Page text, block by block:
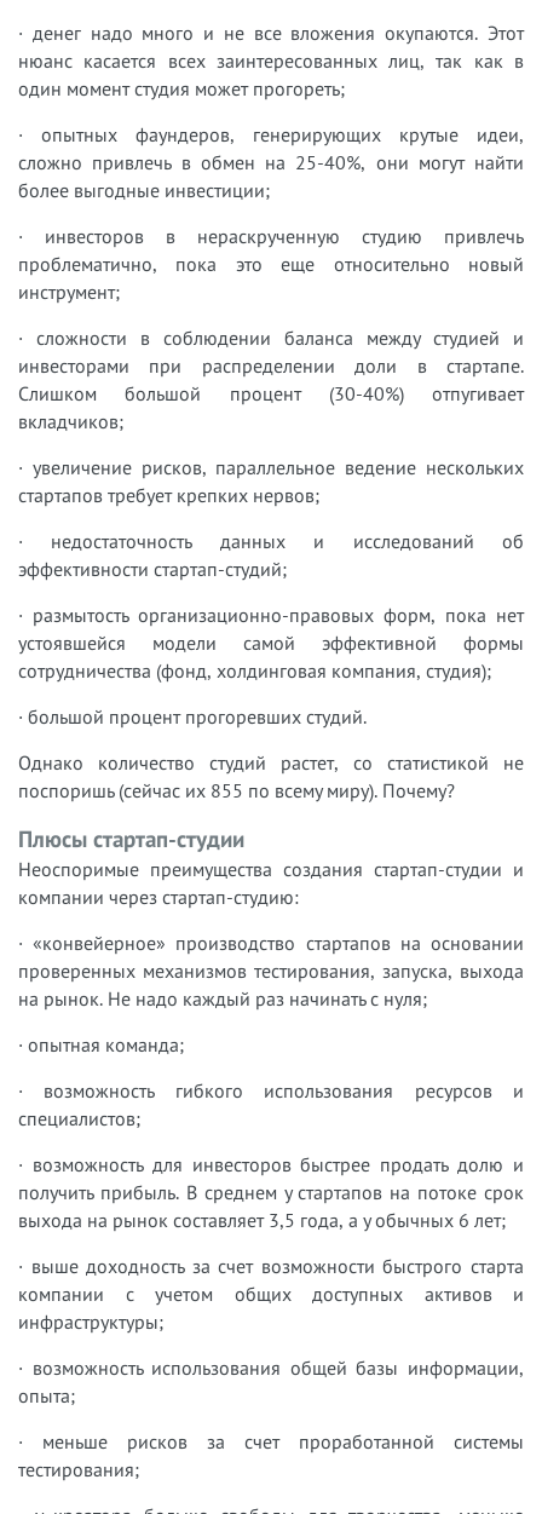
· денег надо много и не все вложения окупаются. Этот
нюанс касается всех заинтересованных лиц, так как в
один момент студия может прогореть;
· опытных фаундеров, генерирующих крутые идеи,
сложно привлечь в обмен на 25-40%, они могут найти
более выгодные инвестиции;
· инвесторов в нераскрученную студию привлечь
проблематично, пока это еще относительно новый
инструмент;
· сложности в соблюдении баланса между студией и
инвесторами при распределении доли в стартапе.
Слишком большой процент (30-40%) отпугивает
вкладчиков;
· увеличение рисков, параллельное ведение нескольких
стартапов требует крепких нервов;
· недостаточность данных и исследований об
эффективности стартап-студий;
· размытость организационно-правовых форм, пока нет
устоявшейся модели самой эффективной формы
сотрудничества (фонд, холдинговая компания, студия);
· большой процент прогоревших студий.
Однако количество студий растет, со статистикой не
поспоришь (сейчас их 855 по всему миру). Почему?
Плюсы стартап-студии
Неоспоримые преимущества создания стартап-студии и
компании через стартап-студию:
· «конвейерное» производство стартапов на основании
проверенных механизмов тестирования, запуска, выхода
на рынок. Не надо каждый раз начинать с нуля;
· опытная команда;
· возможность гибкого использования ресурсов и
специалистов;
· возможность для инвесторов быстрее продать долю и
получить прибыль. В среднем у стартапов на потоке срок
выхода на рынок составляет 3,5 года, а у обычных 6 лет;
· выше доходность за счет возможности быстрого старта
компании с учетом общих доступных активов и
инфраструктуры;
· возможность использования общей базы информации,
опыта;
· меньше рисков за счет проработанной системы
тестирования;